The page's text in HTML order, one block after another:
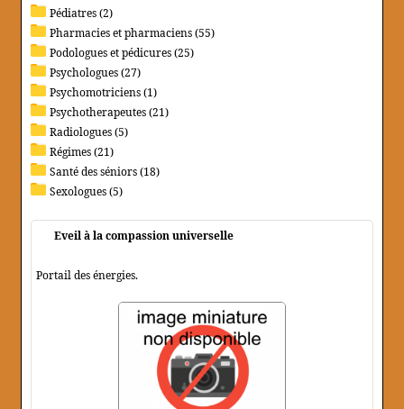
Pédiatres (2)
Pharmacies et pharmaciens (55)
Podologues et pédicures (25)
Psychologues (27)
Psychomotriciens (1)
Psychotherapeutes (21)
Radiologues (5)
Régimes (21)
Santé des séniors (18)
Sexologues (5)
Eveil à la compassion universelle
Portail des énergies.